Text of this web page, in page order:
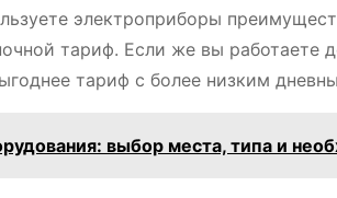
электроприборы
тариф. Если же вы работаете
тариф с более низким
выбор места, типа и